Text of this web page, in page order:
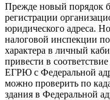
Прежде новый порядок
регистрации
юридического адреса.
налоговой инспекции
характера в личный
привести в
ЕГРЮ с Федеральной
можно проверить по
здания в Федеральной